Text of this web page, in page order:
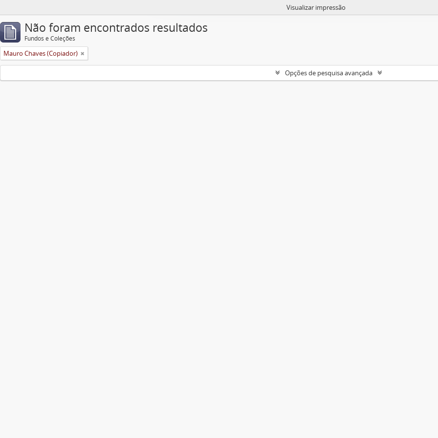
Visualizar impressão
Não foram encontrados resultados
Fundos e Coleções
Mauro Chaves (Copiador)
Opções de pesquisa avançada